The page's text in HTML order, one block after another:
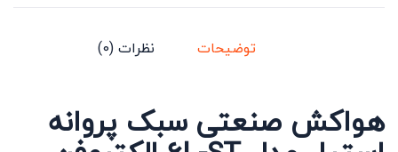
توضیحات نظرات (0)
هواکش صنعتی سبک پروانه